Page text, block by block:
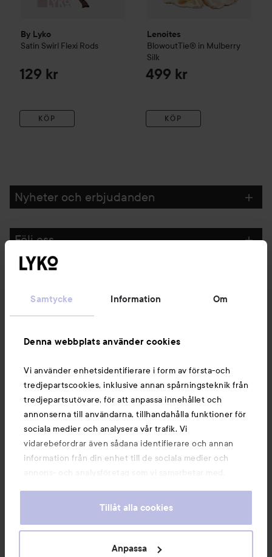
Samtycke Information Om
Denna webbplats använder cookies
Vi använder enhetsidentifierare i form av första-och
tredjepartscookies, inklusive annan spårningsteknik från
tredjepartsutövare, för att anpassa innehållet och
annonserna till användarna, tillhandahålla funktioner för
sociala medier och analysera vår trafik. Vi
vidarebefordrar även sådana identifierare och annan
information från din enhet till de sociala medier och
annons- och analysföretag som vi samarbetar med.
information som du har tillhandahållit eller som de har
våra cookies vid fortsatt användande av vår webbplats.
För information om hur du kan ändra inställningarna för
Tillåt alla cookies
Anpassa
By Lyko
Satin Swirl Flexi Rods
129 kr
KÖP
Lenoites
BlowoutTie® in Mulberry
Silk
499 kr
KÖP
Nyheter och erbjudanden
Följ oss
Du kanske också gillar